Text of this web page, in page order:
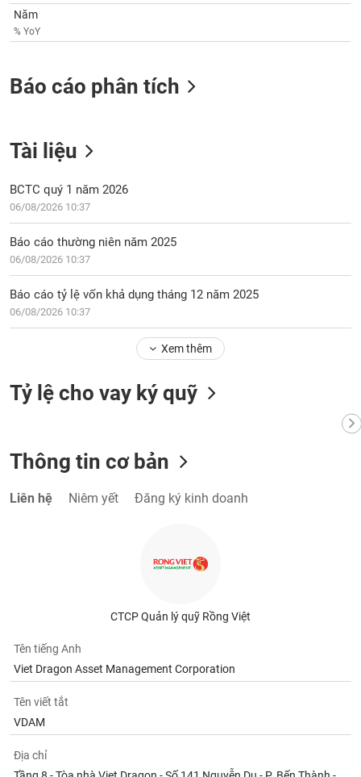
Năm
% YoY
Báo cáo phân tích
Tài liệu
BCTC quý 1 năm 2026
06/08/2026 10:37
Báo cáo thường niên năm 2025
06/08/2026 10:37
Báo cáo tỷ lệ vốn khả dụng tháng 12 năm 2025
06/08/2026 10:37
Xem thêm
Tỷ lệ cho vay ký quỹ
Thông tin cơ bản
Liên hệ Niêm yết Đăng ký kinh doanh
CTCP Quản lý quỹ Rồng Việt
Tên tiếng Anh
Viet Dragon Asset Management Corporation
Tên viết tắt
VDAM
Địa chỉ
liệu